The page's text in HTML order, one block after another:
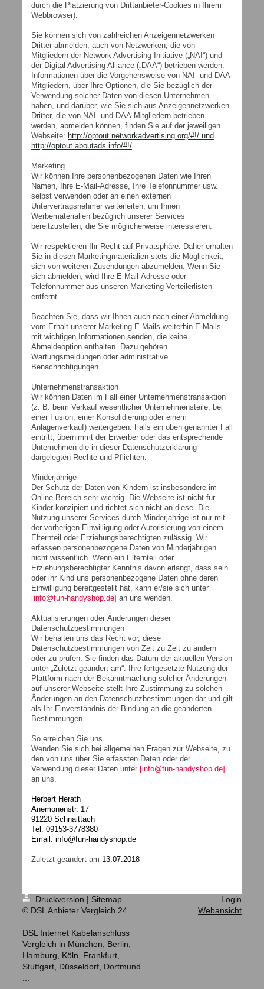
durch die Platzierung von Drittanbieter-Cookies in Ihrem
Webbrowser).
Sie können sich von zahlreichen Anzeigennetzwerken
Dritter abmelden, auch von Netzwerken, die von
Mitgliedern der Network Advertising Initiative („NAI“) und
der Digital Advertising Alliance („DAA“) betrieben werden.
Informationen über die Vorgehensweise von NAI- und DAA-
Mitgliedern, über Ihre Optionen, die Sie bezüglich der
Verwendung solcher Daten von diesen Unternehmen
haben, und darüber, wie Sie sich aus Anzeigennetzwerken
Dritter, die von NAI- und DAA-Mitgliedern betrieben
werden, abmelden können, finden Sie auf der jeweiligen
Webseite: http://optout.networkadvertising.org/#!/ und
http://optout.aboutads.info/#!/.
Marketing
Wir können Ihre personenbezogenen Daten wie Ihren
Namen, Ihre E-Mail-Adresse, Ihre Telefonnummer usw.
selbst verwenden oder an einen externen
Untervertragsnehmer weiterleiten, um Ihnen
Werbematerialien bezüglich unserer Services
bereitzustellen, die Sie möglicherweise interessieren.
Wir respektieren Ihr Recht auf Privatsphäre. Daher erhalten
Sie in diesen Marketingmaterialien stets die Möglichkeit,
sich von weiteren Zusendungen abzumelden. Wenn Sie
sich abmelden, wird Ihre E-Mail-Adresse oder
Telefonnummer aus unseren Marketing-Verteilerlisten
entfernt.
Beachten Sie, dass wir Ihnen auch nach einer Abmeldung
vom Erhalt unserer Marketing-E-Mails weiterhin E-Mails
mit wichtigen Informationen senden, die keine
Abmeldeoption enthalten. Dazu gehören
Wartungsmeldungen oder administrative
Benachrichtigungen.
Unternehmenstransaktion
Wir können Daten im Fall einer Unternehmenstransaktion
(z. B. beim Verkauf wesentlicher Unternehmensteile, bei
einer Fusion, einer Konsolidierung oder einem
Anlagenverkauf) weitergeben. Falls ein oben genannter Fall
eintritt, übernimmt der Erwerber oder das entsprechende
Unternehmen die in dieser Datenschutzerklärung
dargelegten Rechte und Pflichten.
Minderjährige
Der Schutz der Daten von Kindern ist insbesondere im
Online-Bereich sehr wichtig. Die Webseite ist nicht für
Kinder konzipiert und richtet sich nicht an diese. Die
Nutzung unserer Services durch Minderjährige ist nur mit
der vorherigen Einwilligung oder Autorisierung von einem
Elternteil oder Erziehungsberechtigten zulässig. Wir
erfassen personenbezogene Daten von Minderjährigen
nicht wissentlich. Wenn ein Elternteil oder
Erziehungsberechtigter Kenntnis davon erlangt, dass sein
oder ihr Kind uns personenbezogene Daten ohne deren
Einwilligung bereitgestellt hat, kann er/sie sich unter
[info@fun-handyshop.de] an uns wenden.
Aktualisierungen oder Änderungen dieser
Datenschutzbestimmungen
Wir behalten uns das Recht vor, diese
Datenschutzbestimmungen von Zeit zu Zeit zu ändern
oder zu prüfen. Sie finden das Datum der aktuellen Version
unter „Zuletzt geändert am“. Ihre fortgesetzte Nutzung der
Plattform nach der Bekanntmachung solcher Änderungen
auf unserer Webseite stellt Ihre Zustimmung zu solchen
Änderungen an den Datenschutzbestimmungen dar und gilt
als Ihr Einverständnis der Bindung an die geänderten
Bestimmungen.
So erreichen Sie uns
Wenden Sie sich bei allgemeinen Fragen zur Webseite, zu
den von uns über Sie erfassten Daten oder der
Verwendung dieser Daten unter [info@fun-handyshop.de]
an uns.
Herbert Herath
Anemonenstr. 17
91220 Schnaittach
Tel. 09153-3778380
Email: info@fun-handyshop.de
Zuletzt geändert am 13.07.2018
Druckversion | Sitemap
© DSL Anbieter Vergleich 24
DSL Internet Kabelanschluss
Vergleich in München, Berlin,
Hamburg, Köln, Frankfurt,
Stuttgart, Düsseldorf, Dortmund
Login
Webansicht